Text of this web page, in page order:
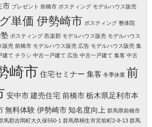
市 プレゼント 前橋市 ポスティング モデルハウス販売
単価 伊勢崎市 ポスティング 整体院
ポスティング 邑楽郡 モデルハウス販売 モデルハウス
販売 前橋市 モデルハウス販売 広告 モデルハウス販売 集
建て チラシ 中古一戸建て 広告 中古一戸建て 集客 中古
崎市 住宅セミナー 集客 冬季休業 前
安中市建売住宅 前橋市栃木県足利市本
無料体験 伊勢崎市知名度向上 群馬県前橋市
馬郡吉岡町大久保550-1 群馬県桐生市宮前町2-8-13 群馬